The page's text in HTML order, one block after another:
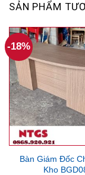
SẢN PHẨM
-18%
Bàn Giám Đốc
Kho